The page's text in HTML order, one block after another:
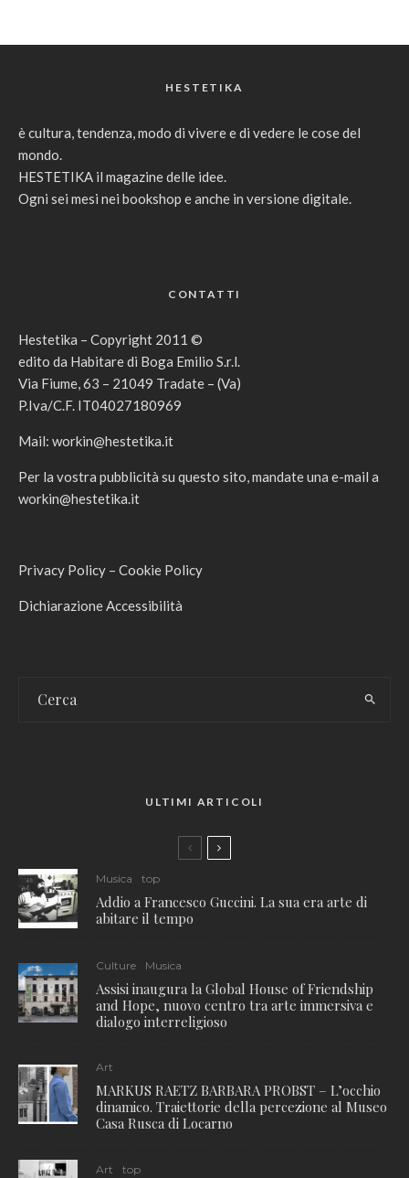
HESTETIKA
è cultura, tendenza, modo di vivere e di vedere le cose del
mondo.
HESTETIKA il magazine delle idee.
Ogni sei mesi nei bookshop e anche in versione digitale.
CONTATTI
Hestetika – Copyright 2011 ©
edito da Habitare di Boga Emilio S.r.l.
Via Fiume, 63 – 21049 Tradate – (Va)
P.Iva/C.F. IT04027180969
Mail: workin@hestetika.it
Per la vostra pubblicità su questo sito, mandate una e-mail a
workin@hestetika.it
Privacy Policy – Cookie Policy
Dichiarazione Accessibilità
ULTIMI ARTICOLI
Musica top
Addio a Francesco Guccini. La sua era arte di
abitare il tempo
Culture Musica
Assisi inaugura la Global House of Friendship
and Hope, nuovo centro tra arte immersiva e
dialogo interreligioso
Art
MARKUS RAETZ BARBARA PROBST – L’occhio
dinamico. Traiettorie della percezione al Museo
Casa Rusca di Locarno
Art top